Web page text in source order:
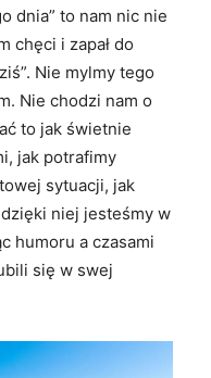
dnia” to nam nic nie
chęci i zapał do
Nie mylmy tego
Nie chodzi nam o
to jak świetnie
jak potrafimy
sytuacji, jak
niej jesteśmy w
humoru a czasami
się w swej